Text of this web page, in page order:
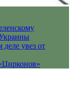
увез от